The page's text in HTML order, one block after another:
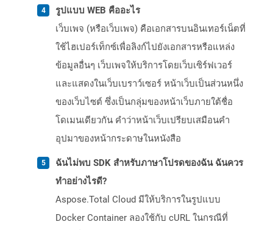
รูปแบบ WEB คืออะไร
เว็บเพจ (หรือเว็บเพจ) คือเอกสารบนอินเทอร์เน็ตที่
ใช้ไฮเปอร์เท็กซ์เพื่อลิงก์ไปยังเอกสารหรือแหล่ง
ข้อมูลอื่นๆ เว็บเพจให้บริการโดยเว็บเซิร์ฟเวอร์
และแสดงในเว็บเบราว์เซอร์ หน้าเว็บเป็นส่วนหนึ่ง
ของเว็บไซต์ ซึ่งเป็นกลุ่มของหน้าเว็บภายใต้ชื่อ
โดเมนเดียวกัน คำว่าหน้าเว็บเปรียบเสมือนคำ
อุปมาของหน้ากระดาษในหนังสือ
ฉันไม่พบ SDK สำหรับภาษาโปรดของฉัน ฉันควร
ทำอย่างไรดี?
Aspose.Total Cloud มีให้บริการในรูปแบบ
Docker Container ลองใช้กับ cURL ในกรณีที่